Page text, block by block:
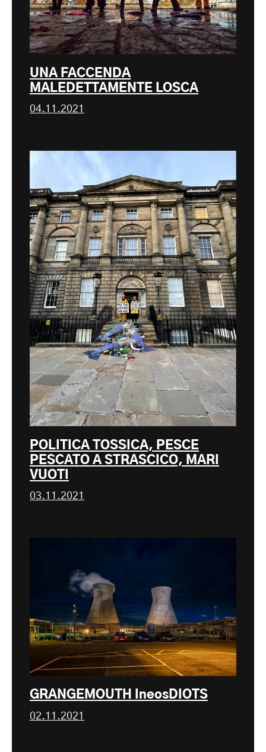
UNA FACCENDA
MALEDETTAMENTE LOSCA
04.11.2021
POLITICA TOSSICA, PESCE
PESCATO A STRASCICO, MARI
VUOTI
03.11.2021
GRANGEMOUTH IneosDIOTS
02.11.2021